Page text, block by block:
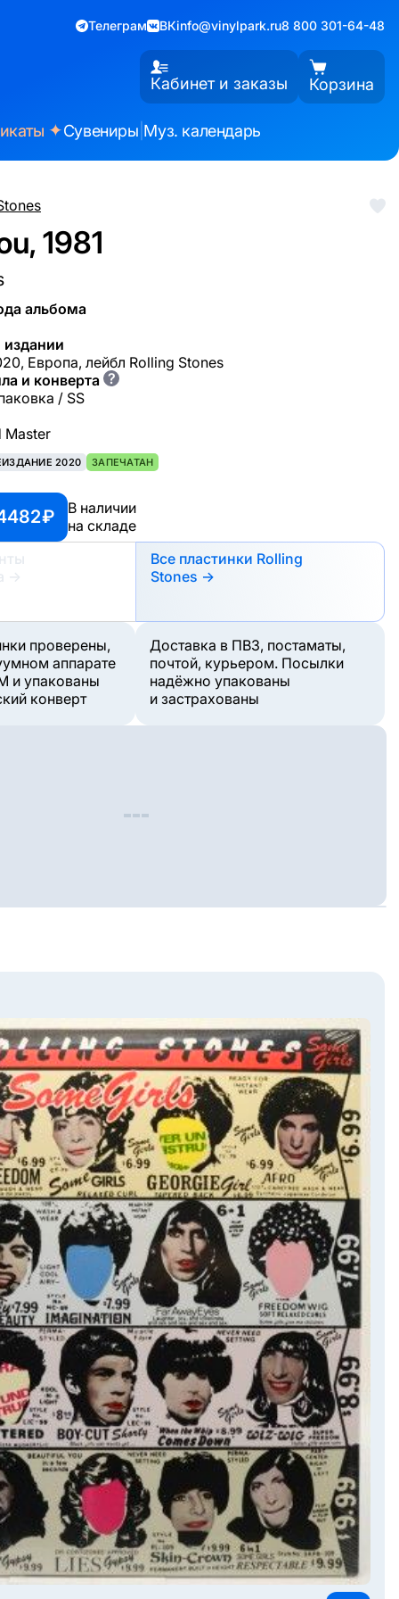
Телеграм ВКinfo@vinylpark.ru8 800 301-64-48
Кабинет и заказы Корзина
✦Сувениры Муз. календарь
1981
альбома
Европа, лейбл Rolling Stones
и конверта ?
/ SS
Master
2020 ЗАПЕЧАТАН
₽
В наличии
на складе
→
Все пластинки Rolling
Stones →
проверены,
аппарате
и упакованы
конверт
Доставка в ПВЗ, постаматы,
почтой, курьером. Посылки
надёжно упакованы
и застрахованы